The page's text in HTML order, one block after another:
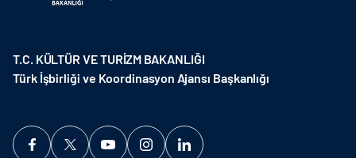
T.C. KÜLTÜR VE TURİZM BAKANLIĞI
Türk İşbirliği ve Koordinasyon Ajansı Başkanlığı